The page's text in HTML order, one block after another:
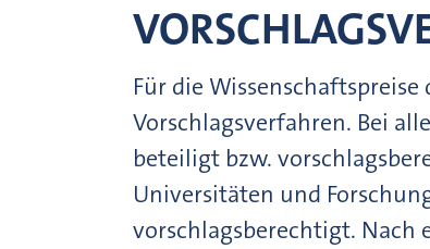
Für die
Vorschlagsverfahren. Bei
beteiligt bzw.
Universitäten und
vorschlagsberechtigt.